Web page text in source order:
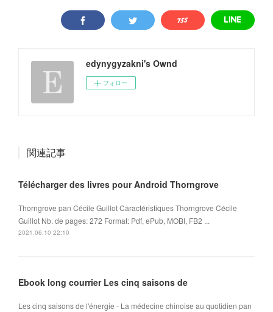
edynygyzakni's Ownd
フォロー
関連記事
Télécharger des livres pour Android Thorngrove
Thorngrove pan Cécile Guillot Caractéristiques Thorngrove Cécile
Guillot Nb. de pages: 272 Format: Pdf, ePub, MOBI, FB2 ...
2021.06.10 22:10
Ebook long courrier Les cinq saisons de
Les cinq saisons de l'énergie - La médecine chinoise au quotidien pan